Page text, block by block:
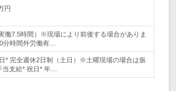
円
働7.5時間）※現場により前後する場合がありま
分時間外労働有…
* 完全週休2日制（土日）※土曜現場の場合は振
支給* 祝日* 年…